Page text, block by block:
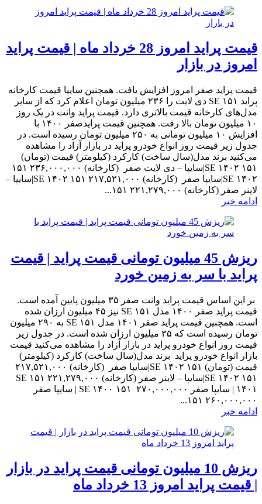
قیمت پراید امروز 28 خرداد ماه | قیمت پراید
امروز در بازار
قیمت پراید صفر امروز افزایش یافت. همچنین سایپا قیمت کارخانه
پراید ۱۵۱ SE دی لایت را ۲۳۶ میلیون تومان اعلام کرد که از سایر
مدل‌های کارخانه قیمت بالاتری دارد. قیمت پراید وانت در یک روز
۱۰ میلیون تومان بالا رفت. همچنین قیمت پرایدصفر ۱۴۰۰ با
افزایش ۱۰ میلیون تومانی به ۲۵۰ میلیون تومان رسیده است. در
جدول زیر قیمت روز انواع خودرو پراید در بازار آزاد را مشاهده
می‌کنید برند مدل(سال ساخت) کارکرد (کیلومتر) قیمت (تومان)
۱۵۱ SE ۱۴۰۲|سایپا – دی لایت صفر (کارخانه) ۲۳۶,۰۰۰,۰۰۰ ۱۵۱
SE ۱۴۰۲|سایپا صفر (کارخانه) ۲۱۷,۵۲۱,۰۰۰ ۱۵۱ SE ۱۴۰۲|سایپا –
لاینر صفر (کارخانه) ۲۲۱,۲۷۹,۰۰۰ ۱۵۱...
ادامه خبر
ریزش 45 میلیون تومانی قیمت پراید | قیمت
پراید با سر به زمین خورد
بر این اساس قیمت پراید وانت صفر ۳۵ میلیون پایین آمده است.
قیمت پراید صفر ۱۴۰۰ مدل ۱۵۱ SE نیز ۴۵ میلیون ارزان شده
است. همچنین قیمت پراید صفر ۱۴۰۱ مدل ۱۵۱ SE به ۲۹۰ میلیون
تومان رسیده است که ۳۵ میلیون ارزان شده است. در جدول زیر
قیمت روز انواع خودرو پراید در بازار آزاد را مشاهده می‌کنید قیمت
بازار انواع خودرو پراید برند مدل(سال ساخت) کارکرد (کیلومتر)
قیمت (تومان) ۱۵۱ SE ۱۴۰۲|سایپا صفر (کارخانه) ۲۱۷,۵۲۱,۰۰۰
۱۵۱ SE ۱۴۰۲|سایپا – لاینر صفر (کارخانه) ۲۲۱,۲۷۹,۰۰۰ ۱۵۱ SE
۱۴۰۱ | سایپا صفر ۲۷۰,۰۰۰,۰۰۰ ۱۵۱ SE ۱۴۰۰ | سایپا صفر
۲۶۰,۰۰۰,۰۰۰ ۱۵۱...
ادامه خبر
ریزش 10 میلیون تومانی قیمت پراید در بازار
| قیمت پراید امروز 13 خرداد ماه